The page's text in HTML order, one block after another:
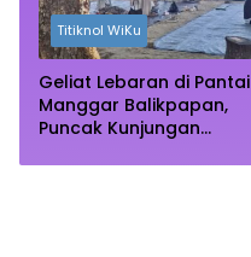
Titiknol WiKu
Geliat Lebaran di Pantai
Manggar Balikpapan,
Puncak Kunjungan